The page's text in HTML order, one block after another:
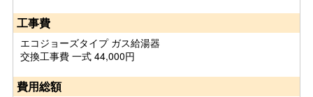
工事費
エコジョーズタイプ ガス給湯器
交換工事費 一式 44,000円
費用総額